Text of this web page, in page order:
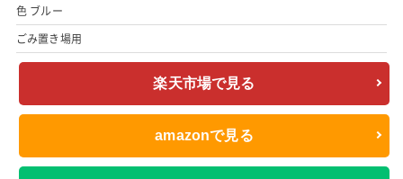
色 ブルー
ごみ置き場用
楽天市場で見る
amazonで見る